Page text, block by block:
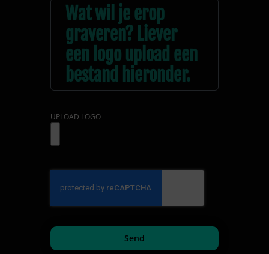
UPLOAD LOGO
Send